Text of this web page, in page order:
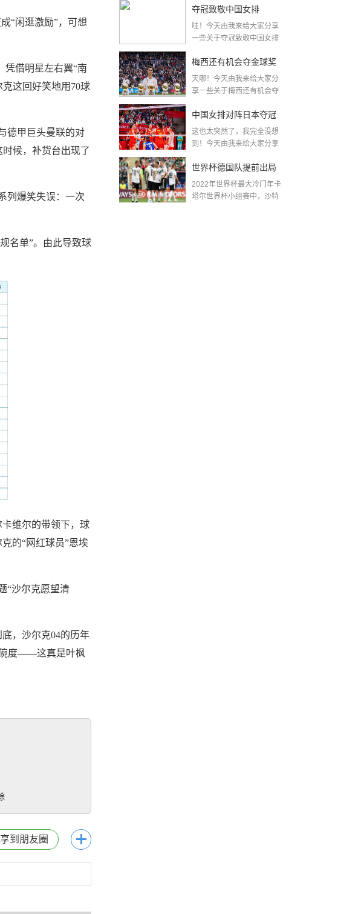
“闲逛激励”，可想
凭借明星左右翼“南
这回好笑地用70球
德甲巨头曼联的对
候，补货台出现了
列爆笑失误：一次
名单”。由此导致球
维尔的带领下，球
的“网红球员”恩埃
“沙尔克愿望清
，沙尔克04的历年
碗​度——这真是叶枫
到朋友圈
夺冠致敬中国女排
〖2020关于电影 夺冠 观
哇！今天由我来给大家分享
一些关于夺冠致敬中国女排
梅西还有机会夺金球奖
〖梅老七什么梗〗
天哪！今天由我来给大家分
享一些关于梅西还有机会夺
中国女排对阵日本夺冠
了吗〖中国女排3 0复仇
这也太突然了，我完全没想
到！今天由我来给大家分享
世界杯德国队提前出局
吗,2018年世界杯德国战
2022年世界杯最大冷门年卡
塔尔世界杯小组赛中，沙特